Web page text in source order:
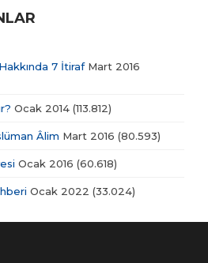
7 İtirafMart 2016
Ocak 2014 (113.812)
Âlim Mart 2016 (80.593)
Ocak 2016 (60.618)
Ocak 2022 (33.024)